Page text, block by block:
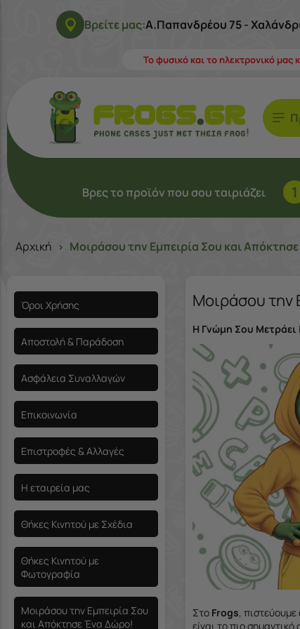
Βρείτε μας:Α.Παπανδρέου 75 -
Το φυσικό και το ηλεκτρονικό
Βρες το προϊόν που σου ταιριάζει 1
Αρχική > Μοιράσου την Εμπειρία Σου και
Όροι Χρήσης
Αποστολή & Παράδοση
Ασφάλεια Συναλλαγών
Επικοινωνία
Επιστροφές & Αλλαγές
Η εταιρεία μας
Θήκες Κινητού με Σχέδια
Θήκες Κινητού με
Φωτογραφία
Μοιράσου την Εμπειρία Σου
και Απόκτησε Ένα Δώρο!
Μοιράσου την
Η Γνώμη Σου Μετράει
Στο Frogs, πιστεύουμε
είναι το πιο